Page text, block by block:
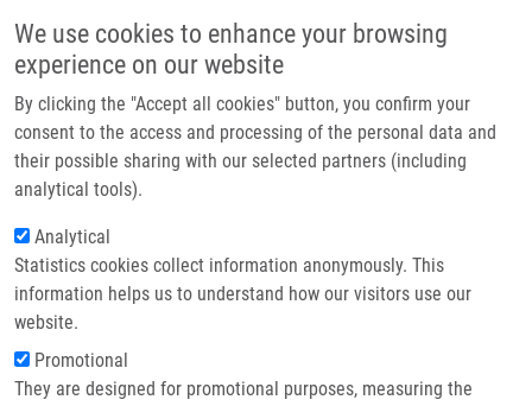
We use cookies to enhance your browsing
experience on our website
By clicking the "Accept all cookies" button, you confirm your
consent to the access and processing of the personal data and
their possible sharing with our selected partners (including
analytical tools).
Analytical
Statistics cookies collect information anonymously. This
information helps us to understand how our visitors use our
website.
Promotional
They are designed for promotional purposes, measuring the
Header image
Drobečková navigace
Domů
MiR-34a Expression Has An Effect For Lower Risk Of Metastasis And